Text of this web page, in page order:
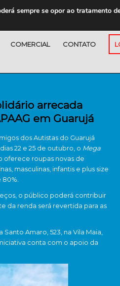
COMERCIAL CONTATO
arrecada
em Guarujá
dos Autistas do Guarujá
22 e 25 de outubro, o Mega
oferece roupas novas de
masculinas, infantis e plus size
o público poderá contribuir
da renda será revertida para as
Amaro, 523, na Vila Maia,
conta com o apoio da
sempre se opor ao tratamento